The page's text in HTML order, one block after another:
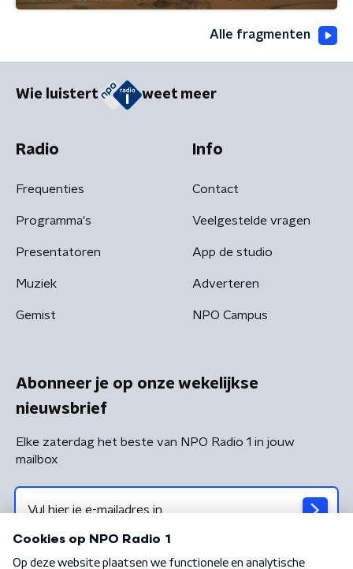
Alle fragmenten
Wie luistert weet meer
Radio
Frequenties
Programma's
Presentatoren
Muziek
Gemist
Info
Contact
Veelgestelde vragen
App de studio
Adverteren
NPO Campus
Abonneer je op onze wekelijkse
nieuwsbrief
Elke zaterdag het beste van NPO Radio 1 in jouw
mailbox